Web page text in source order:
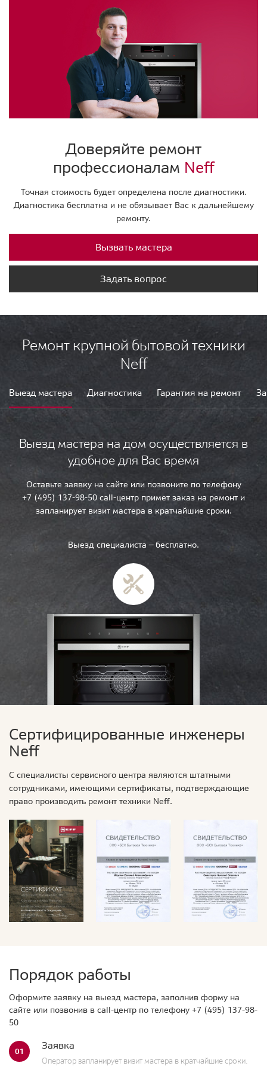
Доверяйте ремонт
профессионалам Neff
Точная стоимость будет определена после диагностики.
Диагностика бесплатна и не обязывает Вас к дальнейшему
ремонту.
Вызвать мастера
Задать вопрос
Ремонт крупной бытовой техники
Neff
Выезд мастера Диагностика Гарантия на ремонт
Выезд мастера на дом осуществляется в
удобное для Вас время
Оставьте заявку на сайте или позвоните по телефону
+7 (495) 137-98-50 call-центр примет заказ на ремонт и
запланирует визит мастера в кратчайшие сроки.
Выезд специалиста — бесплатно.
Сертифицированные инженеры
Neff
С специалисты сервисного центра являются штатными
сотрудниками, имеющими сертификаты, подтверждающие
право производить ремонт техники Neff.
Порядок работы
Оформите заявку на выезд мастера, заполнив форму на
сайте или позвонив в call-центр по телефону +7 (495) 137-98-
50
01 Заявка
Оператор запланирует визит мастера в кратчайшие сроки.